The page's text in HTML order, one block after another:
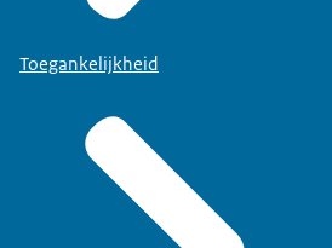
Toegankelijkheid